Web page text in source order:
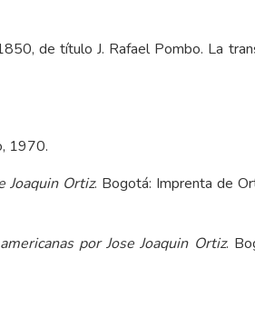
1850, de títuloJ. Rafael Pombo. La
1970.
Joaquin Ortiz. Bogotá: Imprenta de
por Jose Joaquin Ortiz.